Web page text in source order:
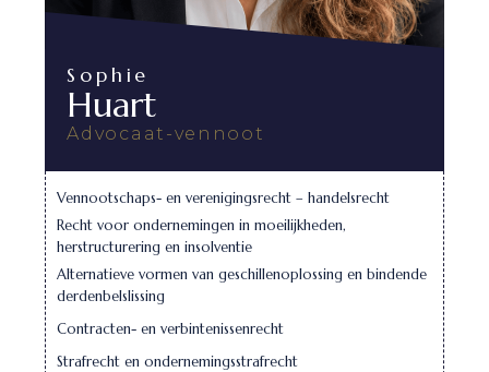
Sophie
Huart
Advocaat-vennoot
Vennootschaps- en verenigingsrecht – handelsrecht
Recht voor ondernemingen in moeilijkheden,
herstructurering en insolventie
Alternatieve vormen van geschillenoplossing en bindende
derdenbelslissing
Contracten- en verbintenissenrecht
Strafrecht en ondernemingsstrafrecht